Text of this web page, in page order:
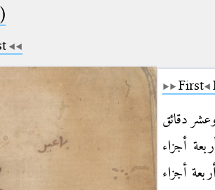
First
دقائق
أجزاء
أجزاء